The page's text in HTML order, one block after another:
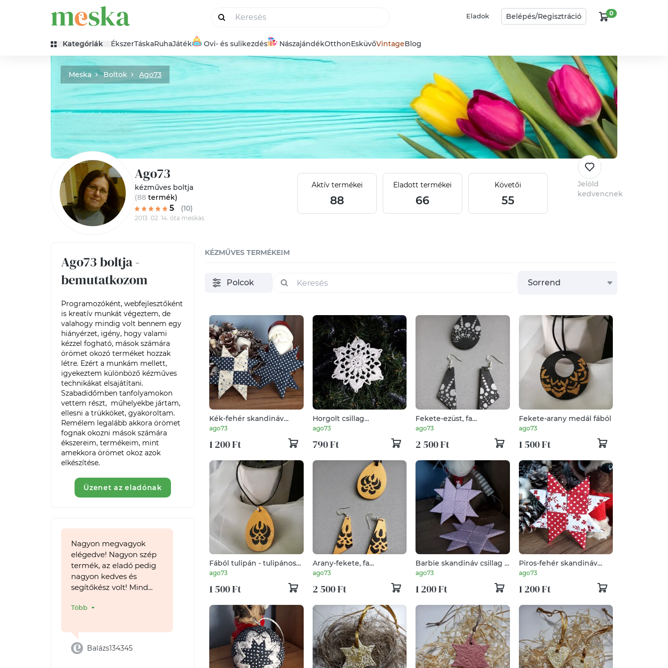
Eladok Belépés/Regisztráció 0
Kategóriák ÉkszerTáskaRuhaJáték Ovi- és sulikezdés NászajándékOtthonEsküvőVintageBlog
Meska Boltok Ago73
Ago73
kézműves boltja
(88 termék)
5 (10)
2013. 02. 14. óta meskás
Aktív termékei
88
Eladott termékei
66
Követői
55
Jelöld
kedvencnek
Ago73 boltja -
bemutatkozom
Programozóként, webfejlesztőként
is kreatív munkát végeztem, de
valahogy mindig volt bennem egy
hiányérzet, igény, hogy valami
kézzel fogható, mások számára
örömet okozó terméket hozzak
létre. Ezért a munkám mellett,
igyekeztem különböző kézműves
technikákat elsajátítani.
Szabadidőmben tanfolyamokon
vettem részt,  műhelyekbe jártam,
ellesni a trükköket, gyakoroltam.
Remélem legalább akkora örömet
fognak okozni mások számára
ékszereim, termékeim, mint
amekkora örömet okoz azok
elkészítése.
Üzenet az eladónak
Nagyon megvagyok
elégedve! Nagyon szép
termék, az eladó pedig
nagyon kedves és
segítőkész volt! Mind...
Több
Balázs134345
KÉZMŰVES TERMÉKEIM
Polcok Sorrend
Kék-fehér skandináv
csillag - Patchwork
karácsonyfadísz
ago73
1 200 Ft
Horgolt csillag
karácsonyfadísz 3.
ago73
790 Ft
Fekete-ezüst, fa
ékszerszett
ago73
2 500 Ft
Fekete-arany medál fából
ago73
1 500 Ft
Fából tulipán - tulipános
faékszer, medál
ago73
1 500 Ft
Arany-fekete, fa
ékszerszett
ago73
2 500 Ft
Barbie skandináv csillag -
Patchwork rózsaszín
karácsonyfadísz
ago73
1 200 Ft
Piros-fehér skandináv
csillag - Patchwork
karácsonyfadísz
ago73
1 200 Ft